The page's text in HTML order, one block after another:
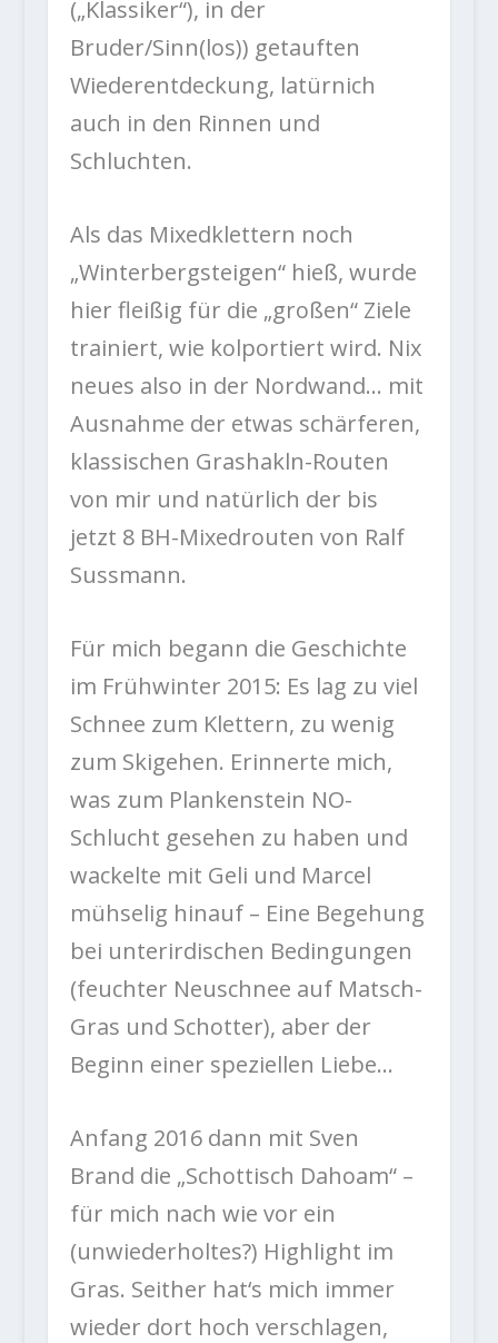
(„Klassiker“), in der
Bruder/Sinn(los)) getauften
Wiederentdeckung, latürnich
auch in den Rinnen und
Schluchten.
Als das Mixedklettern noch
„Winterbergsteigen“ hieß, wurde
hier fleißig für die „großen“ Ziele
trainiert, wie kolportiert wird. Nix
neues also in der Nordwand… mit
Ausnahme der etwas schärferen,
klassischen Grashakln-Routen
von mir und natürlich der bis
jetzt 8 BH-Mixedrouten von Ralf
Sussmann.
Für mich begann die Geschichte
im Frühwinter 2015: Es lag zu viel
Schnee zum Klettern, zu wenig
zum Skigehen. Erinnerte mich,
was zum Plankenstein NO-
Schlucht gesehen zu haben und
wackelte mit Geli und Marcel
mühselig hinauf – Eine Begehung
bei unterirdischen Bedingungen
(feuchter Neuschnee auf Matsch-
Gras und Schotter), aber der
Beginn einer speziellen Liebe…
Anfang 2016 dann mit Sven
Brand die „Schottisch Dahoam“ –
für mich nach wie vor ein
(unwiederholtes?) Highlight im
Gras. Seither hat‘s mich immer
wieder dort hoch verschlagen,